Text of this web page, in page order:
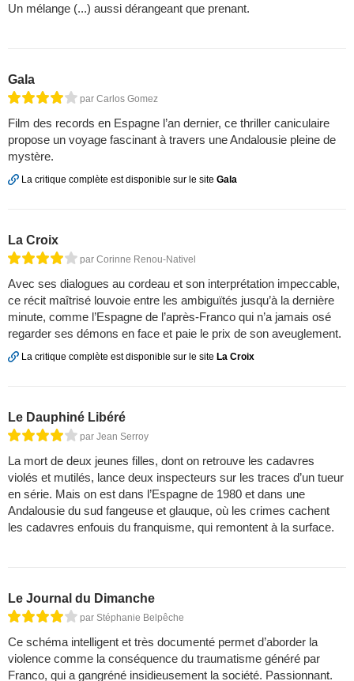
Un mélange (...) aussi dérangeant que prenant.
Gala
par Carlos Gomez
Film des records en Espagne l’an dernier, ce thril­ler cani­cu­laire
propose un voyage fasci­nant à travers une Anda­lou­sie pleine de
mystère.
La critique complète est disponible sur le site Gala
La Croix
par Corinne Renou-Nativel
Avec ses dialogues au cordeau et son interprétation impeccable,
ce récit maîtrisé louvoie entre les ambiguïtés jusqu’à la dernière
minute, comme l’Espagne de l’après-Franco qui n’a jamais osé
regarder ses démons en face et paie le prix de son aveuglement.
La critique complète est disponible sur le site La Croix
Le Dauphiné Libéré
par Jean Serroy
La mort de deux jeunes filles, dont on retrouve les cadavres
violés et mutilés, lance deux inspecteurs sur les traces d’un tueur
en série. Mais on est dans l’Espagne de 1980 et dans une
Andalousie du sud fangeuse et glauque, où les crimes cachent
les cadavres enfouis du franquisme, qui remontent à la surface.
Le Journal du Dimanche
par Stéphanie Belpêche
Ce schéma intelligent et très documenté permet d’aborder la
violence comme la conséquence du traumatisme généré par
Franco, qui a gangréné insidieusement la société. Passionnant.